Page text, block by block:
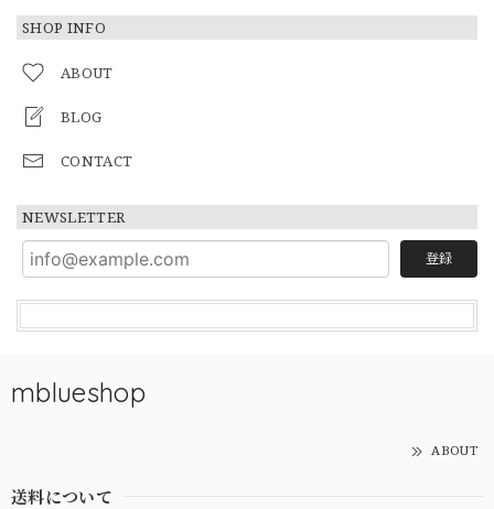
SHOP INFO
ABOUT
BLOG
CONTACT
NEWSLETTER
登録
mblueshop
ABOUT
送料について